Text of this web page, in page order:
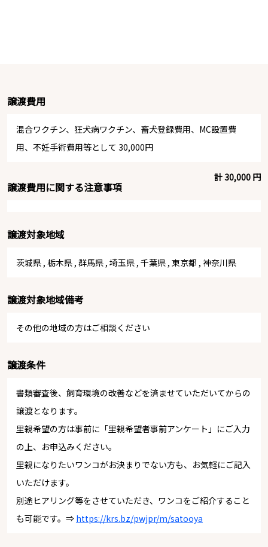
譲渡費用
混合ワクチン、狂犬病ワクチン、畜犬登録費用、MC設置費
用、不妊手術費用等として 30,000円
計 30,000 円
譲渡費用に関する注意事項
譲渡対象地域
茨城県 , 栃木県 , 群馬県 , 埼玉県 , 千葉県 , 東京都 , 神奈川県
譲渡対象地域備考
その他の地域の方はご相談ください
譲渡条件
書類審査後、飼育環境の改善などを済ませていただいてからの
譲渡となります。
里親希望の方は事前に「里親希望者事前アンケート」にご入力
の上、お申込みください。
里親になりたいワンコがお決まりでない方も、お気軽にご記入
いただけます。
別途ヒアリング等をさせていただき、ワンコをご紹介すること
も可能です。⇒ https://krs.bz/pwjpr/m/satooya